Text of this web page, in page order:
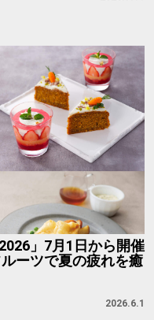
」7月1日から開催
ーツで夏の疲れを癒
2026.6.1